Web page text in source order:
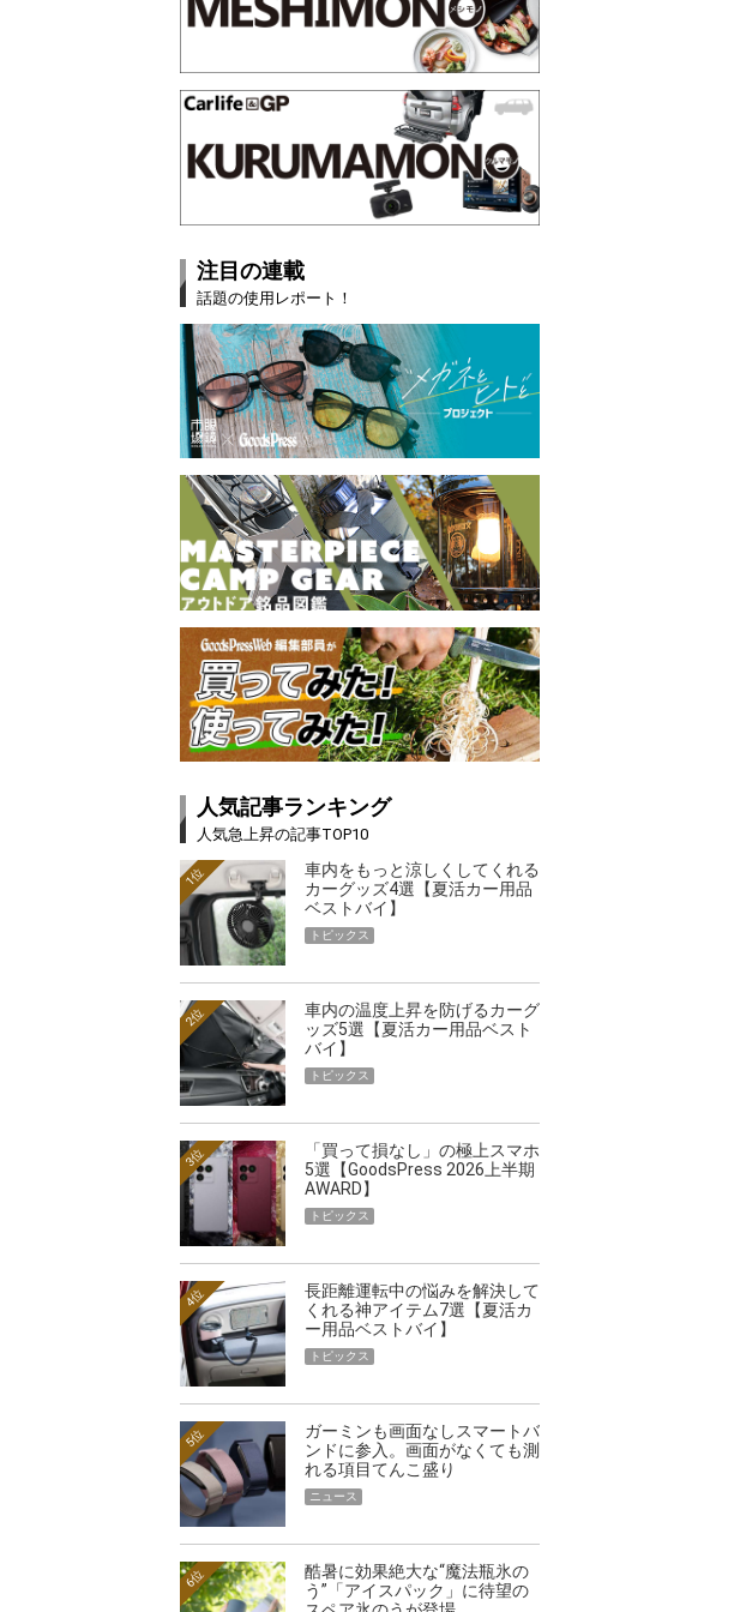
注目の連載
話題の使用レポート！
人気記事ランキング
人気急上昇の記事TOP10
車内をもっと涼しくしてくれる
カーグッズ4選【夏活カー用品
ベストバイ】
1位
トピックス
車内の温度上昇を防げるカーグ
ッズ5選【夏活カー用品ベスト
バイ】
2位
トピックス
「買って損なし」の極上スマホ
5選【GoodsPress 2026上半期
AWARD】
3位
トピックス
長距離運転中の悩みを解決して
くれる神アイテム7選【夏活カ
ー用品ベストバイ】
4位
トピックス
ガーミンも画面なしスマートバ
ンドに参入。画面がなくても測
れる項目てんこ盛り
5位
ニュース
酷暑に効果絶大な“魔法瓶氷の
う”「アイスパック」に待望の
6位